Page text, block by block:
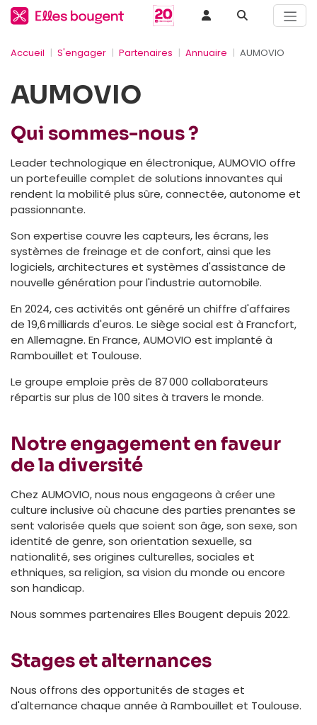
Accueil S'engager Partenaires Annuaire AUMOVIO
AUMOVIO
Qui sommes-nous ?
Leader technologique en électronique, AUMOVIO offre
un portefeuille complet de solutions innovantes qui
rendent la mobilité plus sûre, connectée, autonome et
passionnante.
Son expertise couvre les capteurs, les écrans, les
systèmes de freinage et de confort, ainsi que les
logiciels, architectures et systèmes d'assistance de
nouvelle génération pour l'industrie automobile.
En 2024, ces activités ont généré un chiffre d'affaires
de 19,6 milliards d'euros. Le siège social est à Francfort,
en Allemagne. En France, AUMOVIO est implanté à
Rambouillet et Toulouse.
Le groupe emploie près de 87 000 collaborateurs
répartis sur plus de 100 sites à travers le monde.
Notre engagement en faveur
de la diversité
Chez AUMOVIO, nous nous engageons à créer une
culture inclusive où chacune des parties prenantes se
sent valorisée quels que soient son âge, son sexe, son
identité de genre, son orientation sexuelle, sa
nationalité, ses origines culturelles, sociales et
ethniques, sa religion, sa vision du monde ou encore
son handicap.
Nous sommes partenaires Elles Bougent depuis 2022.
Stages et alternances
Nous offrons des opportunités de stages et
d'alternance chaque année à Rambouillet et Toulouse.